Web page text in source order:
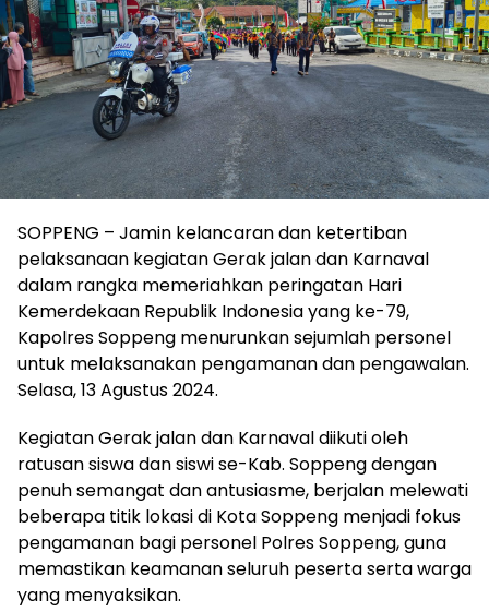
SOPPENG – Jamin kelancaran dan ketertiban
pelaksanaan kegiatan Gerak jalan dan Karnaval
dalam rangka memeriahkan peringatan Hari
Kemerdekaan Republik Indonesia yang ke-79,
Kapolres Soppeng menurunkan sejumlah personel
untuk melaksanakan pengamanan dan pengawalan.
Selasa, 13 Agustus 2024.
Kegiatan Gerak jalan dan Karnaval diikuti oleh
ratusan siswa dan siswi se-Kab. Soppeng dengan
penuh semangat dan antusiasme, berjalan melewati
beberapa titik lokasi di Kota Soppeng menjadi fokus
pengamanan bagi personel Polres Soppeng, guna
memastikan keamanan seluruh peserta serta warga
yang menyaksikan.